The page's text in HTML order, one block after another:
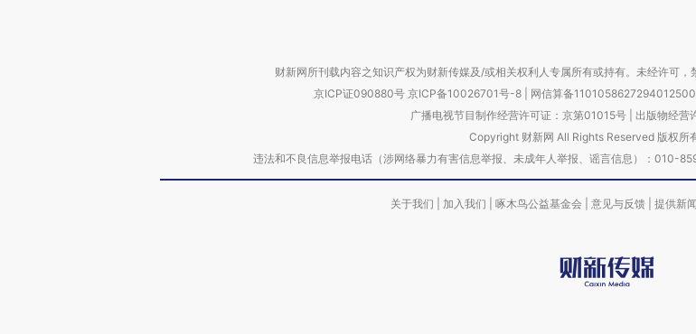
财新网所刊载内容之知识产权为财新传媒及/或相关权利人专属所有或持有。未经许可，
京ICP证090880号 京ICP备10026701号-8 网信算备
广播电视节目制作经营许可证：京第01015号| 出版物经营
Copyright 财新网 All Rights Reserved 版权所
违法和不良信息举报电话（涉网络暴力有害信息举报、未成年人举报、谣言信息）：
关于我们 加入我们 啄木鸟公益基金会 意见与反馈 提供新